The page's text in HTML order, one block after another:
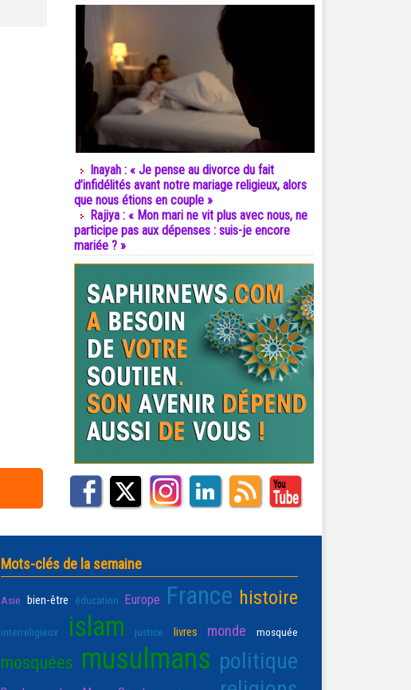
Inayah : « Je pense au divorce du fait
d’infidélités avant notre mariage religieux, alors
que nous étions en couple »
Rajiya : « Mon mari ne vit plus avec nous, ne
participe pas aux dépenses : suis-je encore
mariée ? »
Mots-clés de la semaine
Asie bien-être éducation Europe France histoire
interreligieux islam justice livres monde mosquée
mosquées musulmans politique